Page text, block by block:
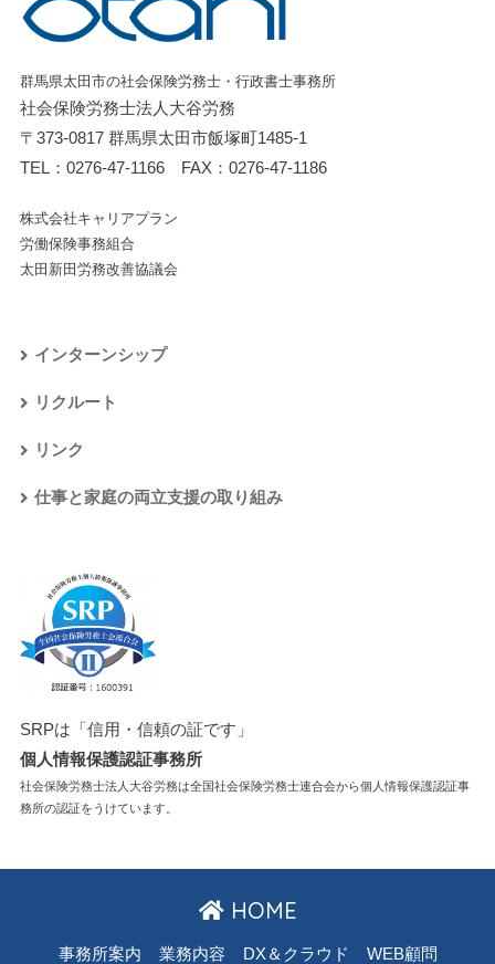
群馬県太田市の社会保険労務士・行政書士事務所
社会保険労務士法人大谷労務
〒373-0817 群馬県太田市飯塚町1485-1
TEL： 0276-47-1166FAX：0276-47-1186
株式会社キャリアプラン
労働保険事務組合
太田新田労務改善協議会
インターンシップ
リクルート
リンク
仕事と家庭の両立支援の取り組み
SRPは「信用・信頼の証です」
個人情報保護認証事務所
社会保険労務士法人大谷労務は全国社会保険労務士連合会から個人情報保護認証事
務所の認証をうけています。
HOME
事務所案内 業務内容 DX＆クラウド WEB顧問